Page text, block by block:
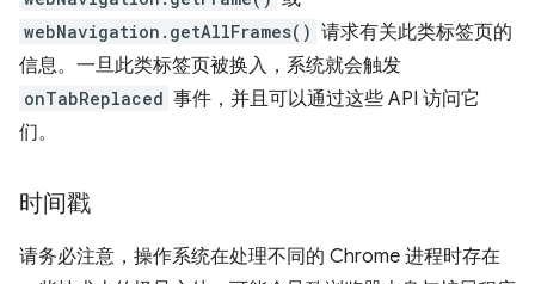
webNavigation.getAllFrames() 请求有关此类标签页的
信息。一旦此类标签页被换入，系统就会触发
onTabReplaced 事件，并且可以通过这些 API 访问它
们。
时间戳
请务必注意，操作系统在处理不同的 Chrome 进程时存在